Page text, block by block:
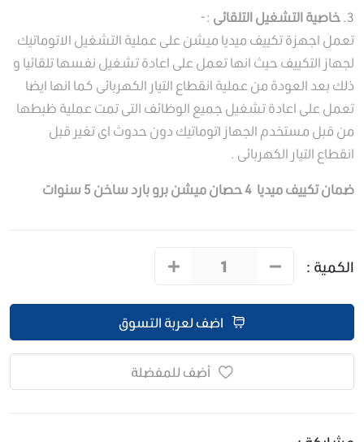
3. خاصية التشغيل التلقائى :-
تعمل اجهزة تكييف ميديا ميشن على عملية التشغيل الاتوماتيك
لجهاز التكييف حيث انها تعمل على اعادة تشغيل نفسها تلقائيا و
ذلك بعد العودة من عملية انقطاع التيار الكهربائى كما انها ايضا
تعمل على اعادة تشغيل جميع الوظائف التى تمت عملية ظبطها
من قبل مستخدم الجهاز اتوماتيك دون حدوث اى تغير قبل
انقطاع التيار الكهربائى .
ضمان تكييف ميديا 4 حصان ميشن برو بارد ساخن 5 سنوات
الكمية :
اضف لعربة التسوق
أضف للمفضلة